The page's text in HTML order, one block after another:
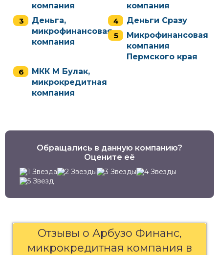
компания
компания
Деньга,
микрофинансовая
компания
Деньги Сразу
Микрофинансовая
компания
Пермского края
МКК М Булак,
микрокредитная
компания
Обращались в данную компанию?
Оцените её
Отзывы о Арбузо Финанс,
микрокредитная компания в